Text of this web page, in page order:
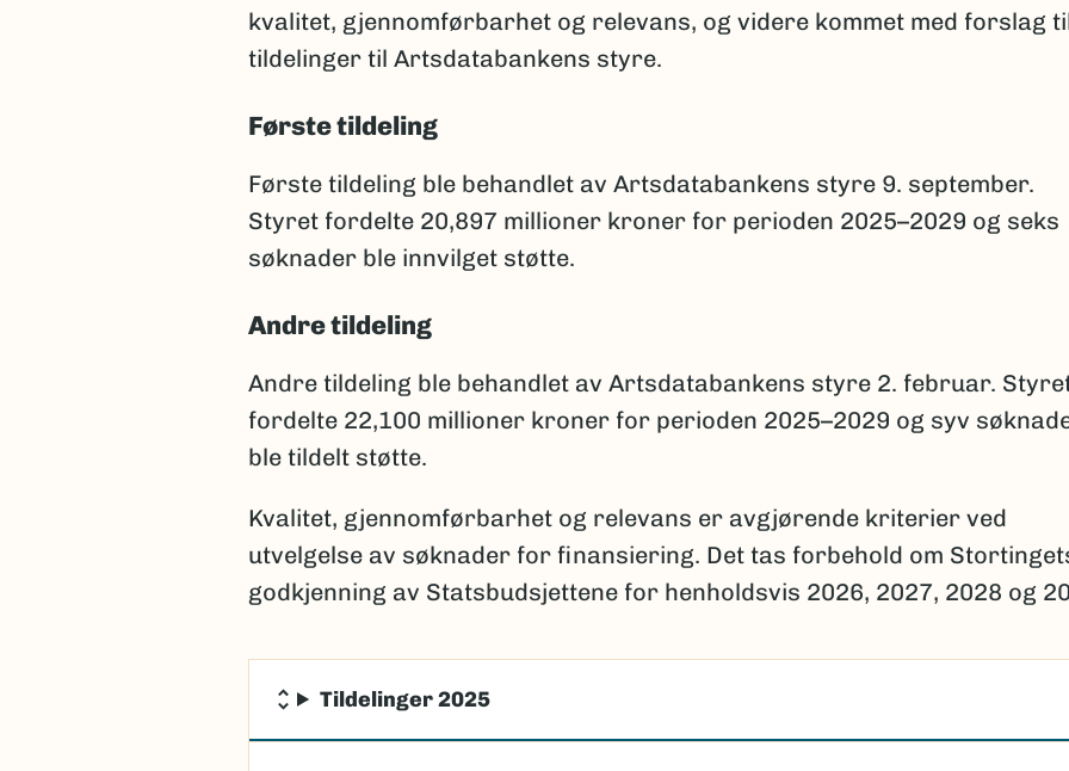
kvalitet, gjennomførbarhet og relevans, og videre kommet med forslag
tildelinger til Artsdatabankens styre.
Første tildeling
Første tildeling ble behandlet av Artsdatabankens styre 9. september.
Styret fordelte 20,897 millioner kroner for perioden 2025–2029 og seks
søknader ble innvilget støtte.
Andre tildeling
Andre tildeling ble behandlet av Artsdatabankens styre 2. februar.
fordelte 22,100 millioner kroner for perioden 2025–2029 og syv
ble tildelt støtte.
Kvalitet, gjennomførbarhet og relevans er avgjørende kriterier ved
utvelgelse av søknader for finansiering. Det tas forbehold om
godkjenning av Statsbudsjettene for henholdsvis 2026, 2027, 2028 og
Tildelinger 2025